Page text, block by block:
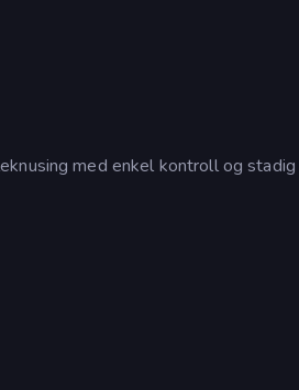
med enkel kontroll og stadig